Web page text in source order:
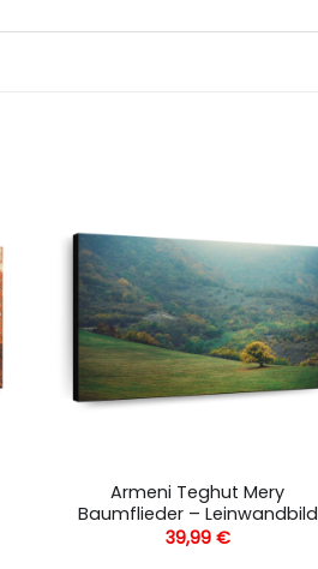
Armeni Teghut Mery
Baumflieder – Leinwandbild
39,99 €